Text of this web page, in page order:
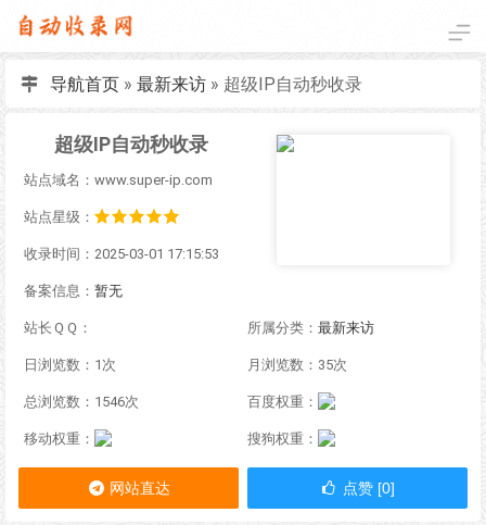
导航首页» 最新来访» 超级IP自动秒收录
超级IP自动秒收录
站点域名：www.super-ip.com
站点星级：
收录时间：2025-03-01 17:15:53
备案信息： 暂无
站长ＱＱ： 所属分类： 最新来访
日浏览数：1次 月浏览数：35次
总浏览数：1546次 百度权重：
移动权重： 搜狗权重：
网站直达 点赞 [0]